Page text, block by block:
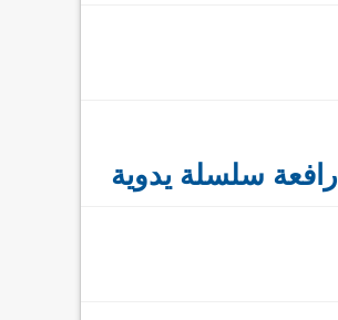
رافعة سلسلة يدوية